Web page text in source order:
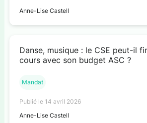
Anne-Lise Castell
Danse, musique : le CSE peut-il
cours avec son budget ASC ?
Mandat
Publié le 14 avril 2026
Anne-Lise Castell